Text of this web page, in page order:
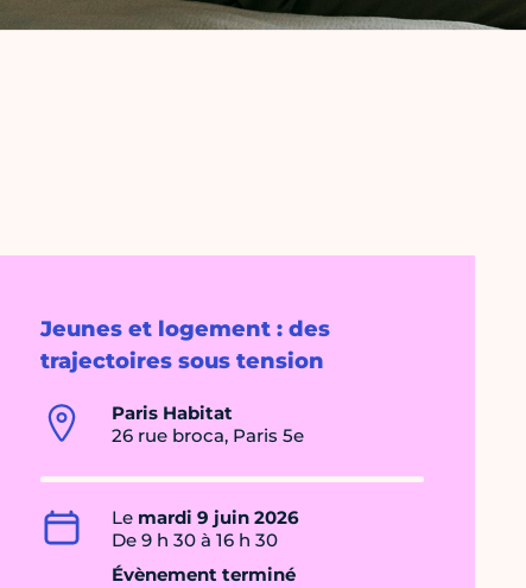
Jeunes et logement : des
trajectoires sous tension
Paris Habitat
26 rue broca, Paris 5e
Le mardi 9 juin 2026
De 9 h 30 à 16 h 30
Évènement terminé